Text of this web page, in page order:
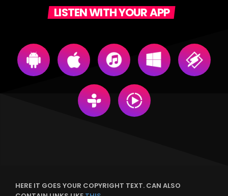
LISTEN WITH YOUR APP
HERE IT GOES YOUR COPYRIGHT TEXT. CAN ALSO